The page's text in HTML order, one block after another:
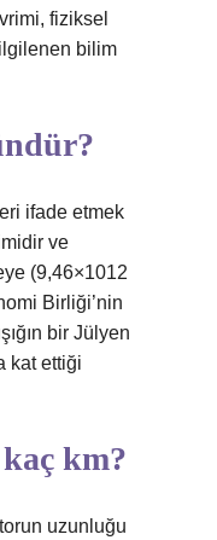
fiziksel
bilim
ifade etmek
ve
(9,46×1012
Birliği’nin
bir Jülyen
kat ettiği
km?
uzunluğu